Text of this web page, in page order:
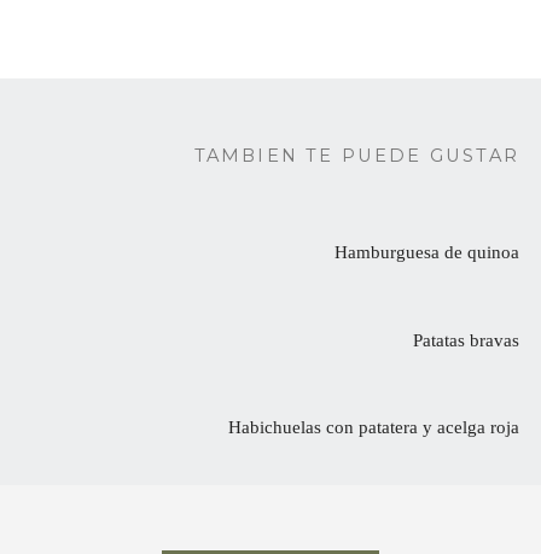
TAMBIEN TE PUEDE GUSTAR
Hamburguesa de quinoa
Patatas bravas
Habichuelas con patatera y acelga roja